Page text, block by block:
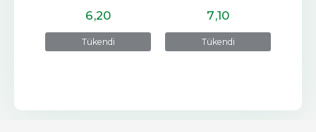
Tükendi
6,20
Tükendi
7,10